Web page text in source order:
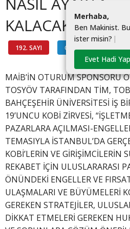
KALACAK?
192. SAYI GÜNDEM #
Merhaba,
Ben Makinist. Bu
ister misin? |
Evet Hadi
MAİB’İN OTURUM SPONSORU
TOSYÖV TARAFINDAN TİM,
BAHÇEŞEHİR ÜNİVERSİTESİ İŞ
19’UNCU KOBİ ZİRVESİ,
PAZARLARA AÇILMASI-
TEMASIYLA İSTANBUL’DA
KOBİ’LERİN VE GİRİŞİMCİLERİN
REKABET İÇİN ULUSLARARASI
ÖNÜNDEKİ ENGELLER VE
ULAŞMALARI VE BÜYÜMELERİ
GEREKEN STRATEJİLER,
DİKKAT ETMELERİ GEREKEN